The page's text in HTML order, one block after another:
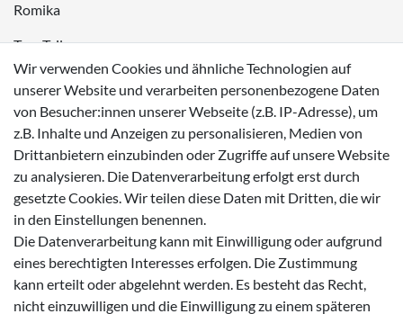
Romika
Tom Tailor
Zahlungsmöglichkeiten
Versanddienstleister
Wir verwenden Cookies und ähnliche Technologien auf
unserer Website und verarbeiten personenbezogene Daten
von Besucher:innen unserer Webseite (z.B. IP-Adresse), um
z.B. Inhalte und Anzeigen zu personalisieren, Medien von
Drittanbietern einzubinden oder Zugriffe auf unsere Website
zu analysieren. Die Datenverarbeitung erfolgt erst durch
gesetzte Cookies. Wir teilen diese Daten mit Dritten, die wir
in den Einstellungen benennen.
Die Datenverarbeitung kann mit Einwilligung oder aufgrund
eines berechtigten Interesses erfolgen. Die Zustimmung
kann erteilt oder abgelehnt werden. Es besteht das Recht,
nicht einzuwilligen und die Einwilligung zu einem späteren